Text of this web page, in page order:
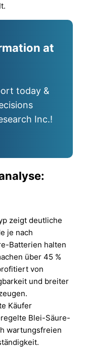
at
today &
Inc.!
zeigt deutliche
je nach
Batterien halten
über 45 %
von
und breiter
Käufer
Blei-Säure-
wartungsfreien